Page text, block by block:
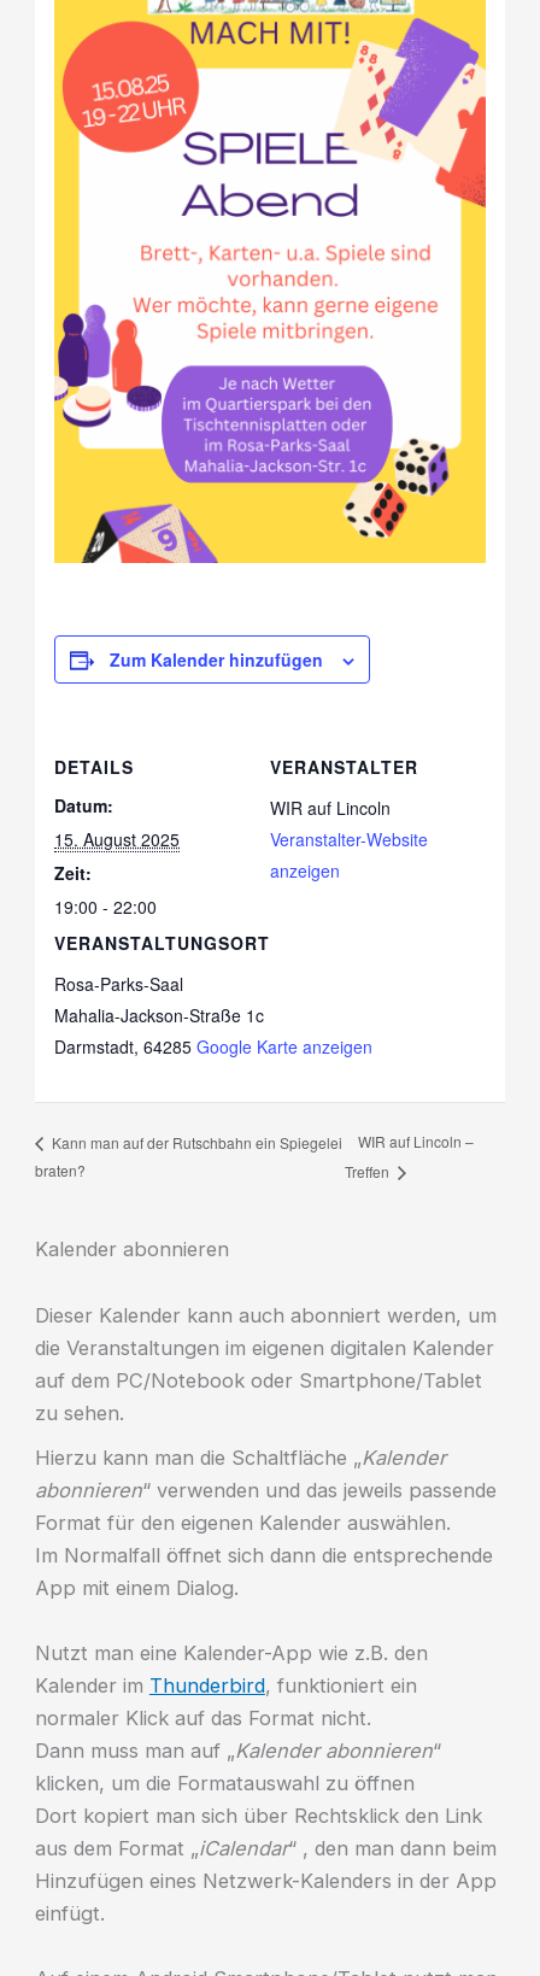
Zum Kalender hinzufügen
DETAILS
Datum:
15. August 2025
Zeit:
19:00 - 22:00
VERANSTALTUNGSORT
Rosa-Parks-Saal
Mahalia-Jackson-Straße 1c
Darmstadt, 64285 Google Karte anzeigen
VERANSTALTER
WIR auf Lincoln
Veranstalter-Website
anzeigen
Kann man auf der Rutschbahn ein Spiegelei
braten?
WIR auf Lincoln –
Treffen
Kalender abonnieren
Dieser Kalender kann auch abonniert werden, um
die Veranstaltungen im eigenen digitalen Kalender
auf dem PC/Notebook oder Smartphone/Tablet
zu sehen.
Hierzu kann man die Schaltfläche „Kalender
abonnieren“ verwenden und das jeweils passende
Format für den eigenen Kalender auswählen.
Im Normalfall öffnet sich dann die entsprechende
App mit einem Dialog.
Nutzt man eine Kalender-App wie z.B. den
Kalender im Thunderbird, funktioniert ein
normaler Klick auf das Format nicht.
Dann muss man auf „Kalender abonnieren“
klicken, um die Formatauswahl zu öffnen
Dort kopiert man sich über Rechtsklick den Link
aus dem Format „iCalendar“ , den man dann beim
Hinzufügen eines Netzwerk-Kalenders in der App
einfügt.